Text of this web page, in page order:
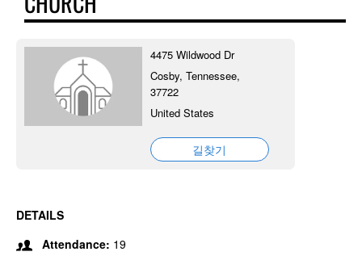
4475 Wildwood Dr
Cosby, Tennessee,
37722
United States
길찾기
DETAILS
Attendance: 19